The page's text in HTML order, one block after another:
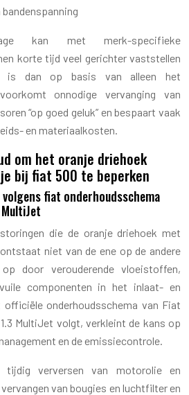
kan met merk-specifieke
korte tijd veel gerichter vaststellen
dan op basis van alleen het
onnodige vervanging van
“op goed geluk” en bespaart vaak
en materiaalkosten.
om het oranje driehoek
bij fiat 500 te beperken
fiat onderhoudsschema
die de oranje driehoek met
niet van de ene op de andere
door verouderende vloeistoffen,
componenten in het inlaat- en
onderhoudsschema van Fiat
MultiJet volgt, verkleint de kans op
en de emissiecontrole.
tijdig verversen van motorolie en
van bougies en luchtfilter en